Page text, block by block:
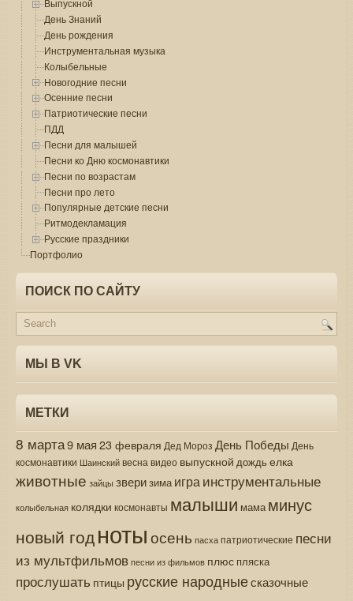
Выпускной
День Знаний
День рождения
Инструментальная музыка
Колыбельные
Новогодние песни
Осенние песни
Патриотические песни
ПДД
Песни для малышей
Песни ко Дню космонавтики
Песни по возрастам
Песни про лето
Популярные детские песни
Ритмодекламация
Русские праздники
Портфолио
ПОИСК ПО САЙТУ
МЫ В VK
МЕТКИ
8 марта9 мая 23 февраля Дед Мороз День Победы День
космонавтики Шаинскийвесна видео выпускной дождь елка
животные зайцы зверизима играинструментальные
колыбельная колядки космонавты малыши мама минус
новый годнотыосень пасха патриотические песни
из мультфильмов песни из фильмов плюс пляска
прослушать птицы русские народныесказочные